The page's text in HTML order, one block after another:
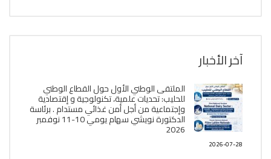
آخر الأخبار
الملتقى الوطني الأول حول القطاع الوطني
للحليب: تحديات علمية، تكنولوجية و إقتصادية
وإجتماعية من أجل أمن غذائي مستدام . برئاسة
الدكتورة نويشي سهام يومي 10-11 نوفمبر
2026
2026-07-28